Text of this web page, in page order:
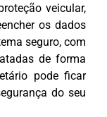
veicular,
os dados
seguro, com
de forma
pode ficar
do seu